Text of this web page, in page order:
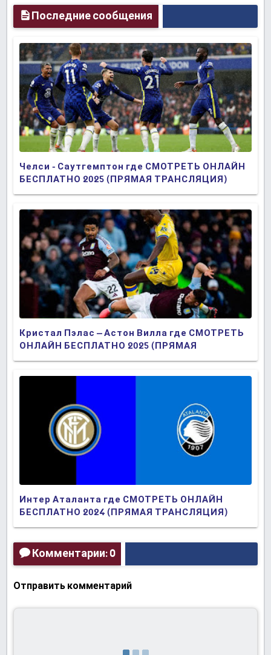
Последние сообщения
Челси - Саутгемптон где СМОТРЕТЬ ОНЛАЙН
БЕСПЛАТНО 2025 (ПРЯМАЯ ТРАНСЛЯЦИЯ)
Кристал Пэлас – Астон Вилла где СМОТРЕТЬ
ОНЛАЙН БЕСПЛАТНО 2025 (ПРЯМАЯ
ТРАНСЛЯЦИЯ)
Интер Аталанта где СМОТРЕТЬ ОНЛАЙН
БЕСПЛАТНО 2024 (ПРЯМАЯ ТРАНСЛЯЦИЯ)
Комментарии: 0
Отправить комментарий